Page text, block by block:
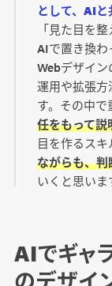
として、AI
「見た目を
AIで置き換わ
Webデザイ
運用や拡張方
す。その中
任をもって説
目を作るス
ながらも、
いくと思いま
AIでギャ